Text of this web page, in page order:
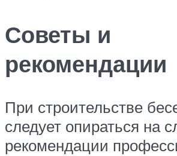
Советы и
рекомендации
При строительстве
следует опираться на
рекомендации